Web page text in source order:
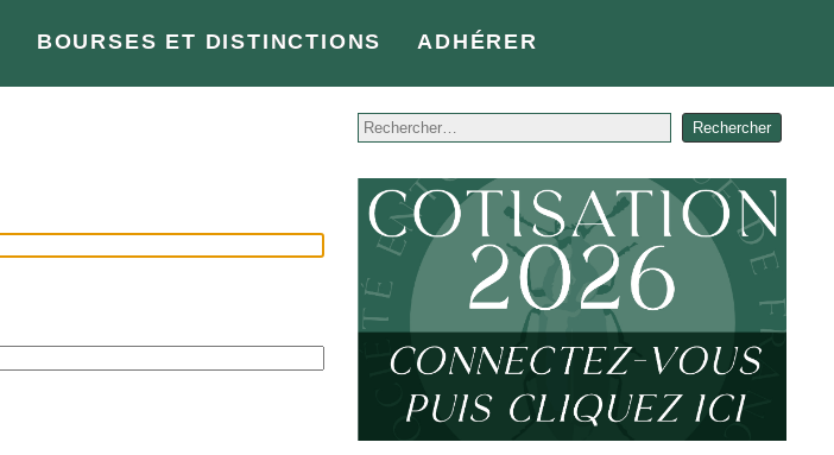
BOURSES ET DISTINCTIONS ADHÉRER